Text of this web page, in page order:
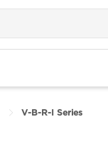
V-B-R-I Series